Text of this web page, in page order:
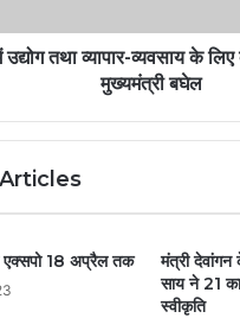
तथा व्यापार-व्यवसाय के
मुख्यमंत्री बघेल
एक्सपो 18 अप्रैल तक
मंत्री
साय ने 21
स्वीकृति